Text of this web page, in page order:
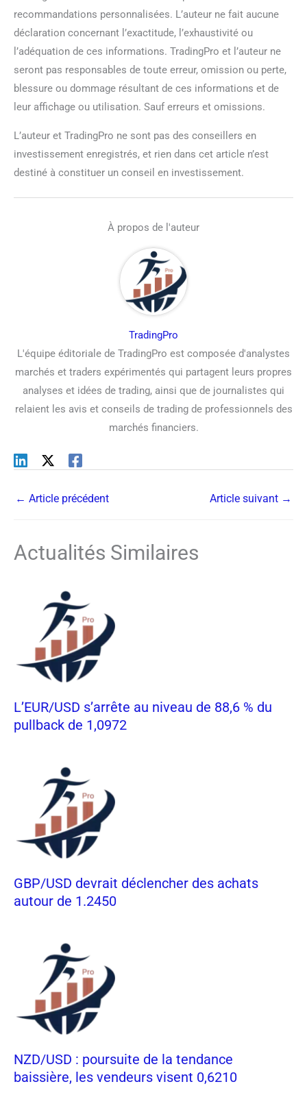
recommandations personnalisées. L’auteur ne fait aucune
déclaration concernant l’exactitude, l’exhaustivité ou
l’adéquation de ces informations. TradingPro et l’auteur ne
seront pas responsables de toute erreur, omission ou perte,
blessure ou dommage résultant de ces informations et de
leur affichage ou utilisation. Sauf erreurs et omissions.
L’auteur et TradingPro ne sont pas des conseillers en
investissement enregistrés, et rien dans cet article n’est
destiné à constituer un conseil en investissement.
À propos de l'auteur
TradingPro
L'équipe éditoriale de TradingPro est composée d'analystes
marchés et traders expérimentés qui partagent leurs propres
analyses et idées de trading, ainsi que de journalistes qui
relaient les avis et conseils de trading de professionnels des
marchés financiers.
← Article précédent Article suivant →
Actualités Similaires
L’EUR/USD s’arrête au niveau de 88,6 % du
pullback de 1,0972
GBP/USD devrait déclencher des achats
autour de 1.2450
NZD/USD : poursuite de la tendance
baissière, les vendeurs visent 0,6210